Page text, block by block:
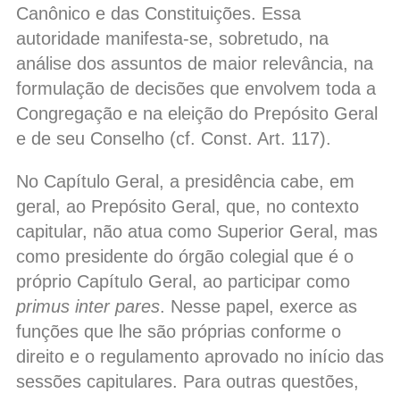
Canônico e das Constituições. Essa
autoridade manifesta-se, sobretudo, na
análise dos assuntos de maior relevância, na
formulação de decisões que envolvem toda a
Congregação e na eleição do Prepósito Geral
e de seu Conselho (cf. Const. Art. 117).
No Capítulo Geral, a presidência cabe, em
geral, ao Prepósito Geral, que, no contexto
capitular, não atua como Superior Geral, mas
como presidente do órgão colegial que é o
próprio Capítulo Geral, ao participar como
primus inter pares. Nesse papel, exerce as
funções que lhe são próprias conforme o
direito e o regulamento aprovado no início das
sessões capitulares. Para outras questões,